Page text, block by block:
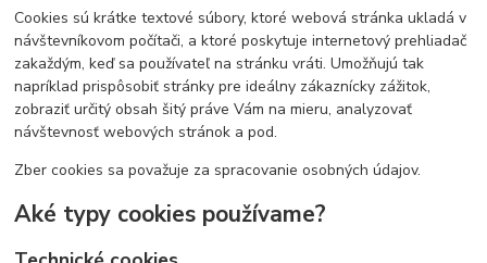
Cookies sú krátke textové súbory, ktoré webová stránka ukladá v
návštevníkovom počítači, a ktoré poskytuje internetový prehliadač
zakaždým, keď sa používateľ na stránku vráti. Umožňujú tak
napríklad prispôsobiť stránky pre ideálny zákaznícky zážitok,
zobraziť určitý obsah šitý práve Vám na mieru, analyzovať
návštevnosť webových stránok a pod.
Zber cookies sa považuje za spracovanie osobných údajov.
Aké typy cookies používame?